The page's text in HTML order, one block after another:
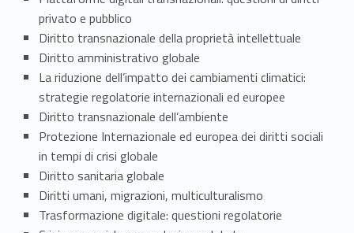
w
&
S
o
i
a
privato e pubblico
Diritto transnazionale della proprietà intellettuale
Diritto amministrativo globale
La riduzione dell’impatto dei cambiamenti climatici:
strategie regolatorie internazionali ed europee
Diritto transnazionale dell’ambiente
Protezione Internazionale ed europea dei diritti sociali
in tempi di crisi globale
Diritto sanitaria globale
Diritti umani, migrazioni, multiculturalismo
Trasformazione digitale: questioni regolatorie